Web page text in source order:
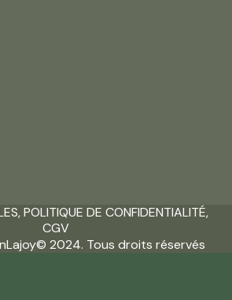
,POLITIQUE DE CONFIDENTIALITÉ,
CGV
2024. Tous droits réservés